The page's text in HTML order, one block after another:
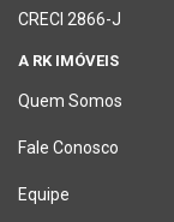
CRECI 2866-J
A RK IMÓVEIS
Quem Somos
Fale Conosco
Equipe